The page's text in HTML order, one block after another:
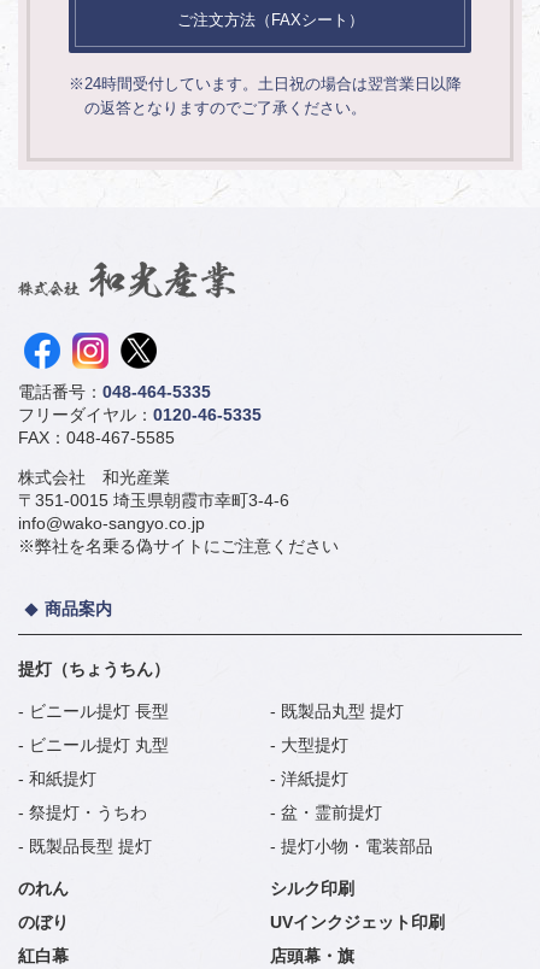
ご注文方法（FAXシート）
※24時間受付しています。土日祝の場合は翌営業日以降
の返答となりますのでご了承ください。
電話番号： 048-464-5335
フリーダイヤル： 0120-46-5335
FAX：048-467-5585
株式会社 和光産業
〒351-0015 埼玉県朝霞市幸町3-4-6
info@wako-sangyo.co.jp
※弊社を名乗る偽サイトにご注意ください
商品案内
提灯（ちょうちん）
ビニール提灯 長型
既製品丸型 提灯
ビニール提灯 丸型
大型提灯
和紙提灯
洋紙提灯
祭提灯・うちわ
盆・霊前提灯
既製品長型 提灯
提灯小物・電装部品
のれん
シルク印刷
のぼり
UVインクジェット印刷
紅白幕
店頭幕・旗